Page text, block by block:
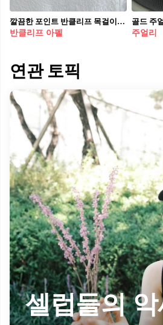
깔끔한 포인트 반클리프 목걸이♣️✨
반클리프 아펠
골드 주
주얼리
연관 토픽
셀럽들의 악